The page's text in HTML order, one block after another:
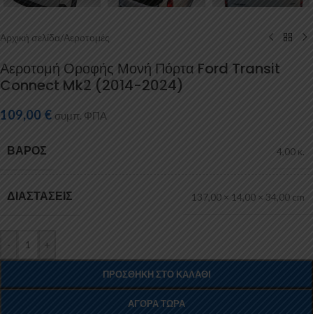
Αρχική σελίδα/Αεροτομές
Αεροτομή Οροφής Μονή Πόρτα Ford Transit
Connect Mk2 (2014-2024)
109,00 € συμπ. ΦΠΑ
ΒΆΡΟΣ 4,00 κ.
ΔΙΑΣΤΆΣΕΙΣ 137,00 × 14,00 × 34,00 cm
- +
ΠΡΟΣΘΉΚΗ ΣΤΟ ΚΑΛΆΘΙ
ΑΓΟΡΆ ΤΏΡΑ